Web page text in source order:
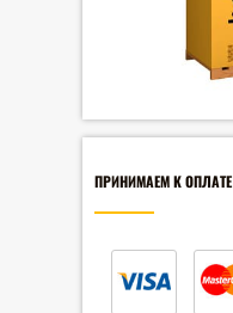
ПРИНИМАЕМ К ОПЛАТЕ